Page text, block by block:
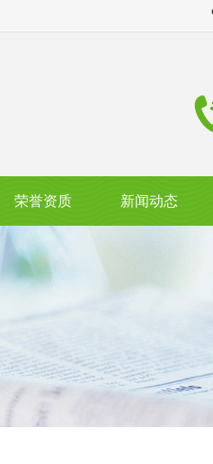
荣誉资质 新闻动态